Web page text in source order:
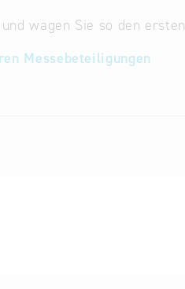
wagen Sie so den
Messebeteiligungen